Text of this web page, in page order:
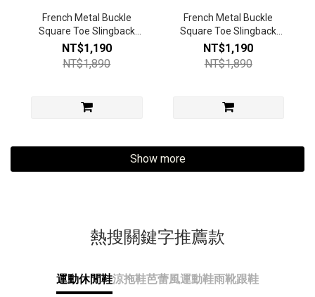
French Metal Buckle
Square Toe Slingback
Heels(Cream)
NT$1,190
NT$1,890
French Metal Buckle
Square Toe Slingback
Heels(Nude)
NT$1,190
NT$1,890
Show more
熱搜關鍵字推薦款
運動休閒鞋涼拖鞋芭蕾風運動鞋雨靴跟鞋